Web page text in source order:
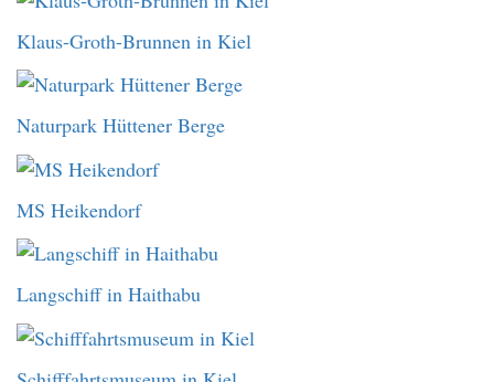
Klaus-Groth-Brunnen in Kiel
Naturpark Hüttener Berge
MS Heikendorf
Langschiff in Haithabu